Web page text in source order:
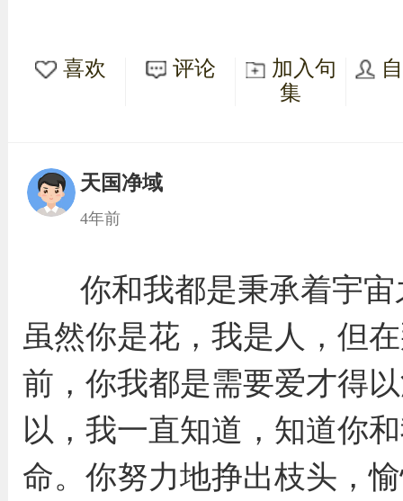
喜欢 评论
加入句
集
天国净域
4年前
你和我都是秉承着宇
虽然你是花，我是人，但
前，你我都是需要爱才得
以，我一直知道，知道你
命。你努力地挣出枝头，